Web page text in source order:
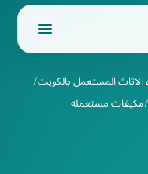
الاثاث المستعمل بالكويت
مكيفات مستعمله